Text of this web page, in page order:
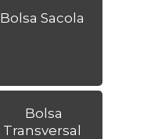
Bolsa Sacola
Bolsa
Transversal